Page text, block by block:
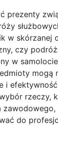
prezenty
w skórzanej
czy
w
mogą
i
rzeczy,
do